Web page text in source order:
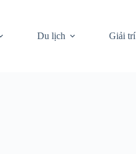
Du lịch Giải trí